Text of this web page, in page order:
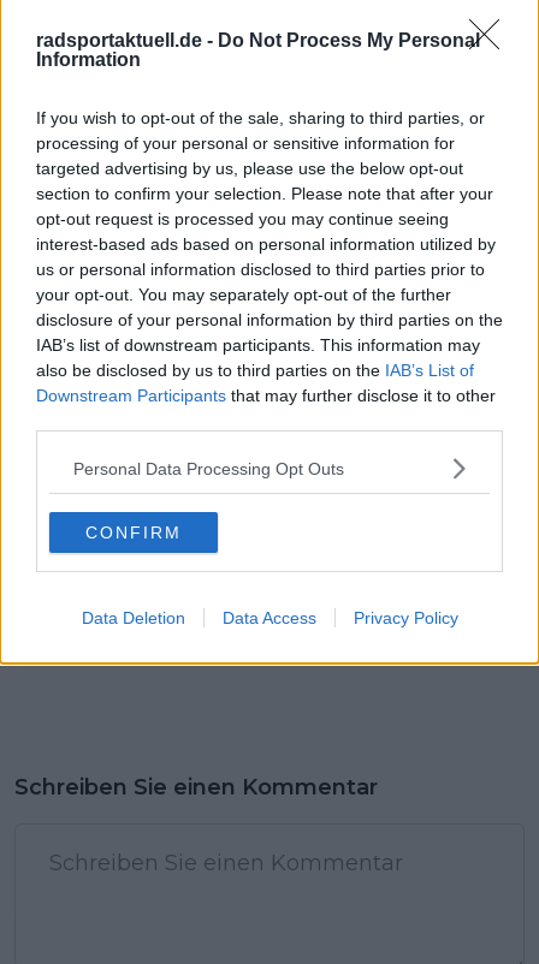
radsportaktuell.de - Do Not Process My Personal
Information
If you wish to opt-out of the sale, sharing to third parties, or
processing of your personal or sensitive information for
targeted advertising by us, please use the below opt-out
section to confirm your selection. Please note that after your
opt-out request is processed you may continue seeing
interest-based ads based on personal information utilized by
us or personal information disclosed to third parties prior to
your opt-out. You may separately opt-out of the further
disclosure of your personal information by third parties on the
IAB’s list of downstream participants. This information may
also be disclosed by us to third parties on the IAB’s List of
Downstream Participants that may further disclose it to other
Personal Data Processing Opt Outs
CONFIRM
Data Deletion Data Access Privacy Policy
Informationen vorliegen.
Klatscht 0
Besucher 0
Vorheriger Artikel
VORSCHAU |
Dänemark-Rundfahrt
2025 - Lidl–Trek peilt
Pedersens
Gesamtsieg an
Nächster Artikel
„Damit können wir als
Team zufrieden sein“
– Visma beeindruckt
bei der Polen-
Rundfahrt mit Kooij
und Brennan
Schreiben Sie einen Kommentar